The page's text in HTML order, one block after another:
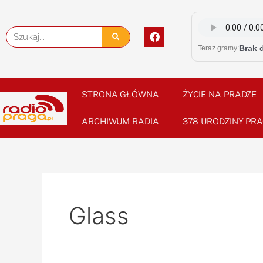
content
Szukaj
F
a
c
o
o
k
Teraz gramy:Brak
STRONA GŁÓWNA ŻYCIE NA PRADZE
ARCHIWUM RADIA 378 URODZINY
Glass